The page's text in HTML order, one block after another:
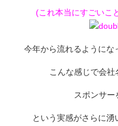
(これ本当にすごいこ
今年から流れるようにな
こんな感じで会社
スポンサー
という実感がさらに湧